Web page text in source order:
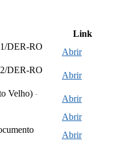
Link
DER-RO
Abrir
DER-RO
Abrir
Velho) -
Abrir
Abrir
Abrir